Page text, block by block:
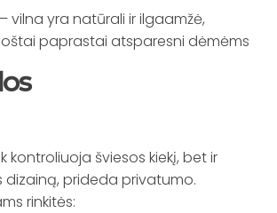
vilna yra natūrali ir ilgaamžė,
paprastai atsparesni dėmėms
kontroliuoja šviesos kiekį, bet ir
dizainą, prideda privatumo.
rinkitės: